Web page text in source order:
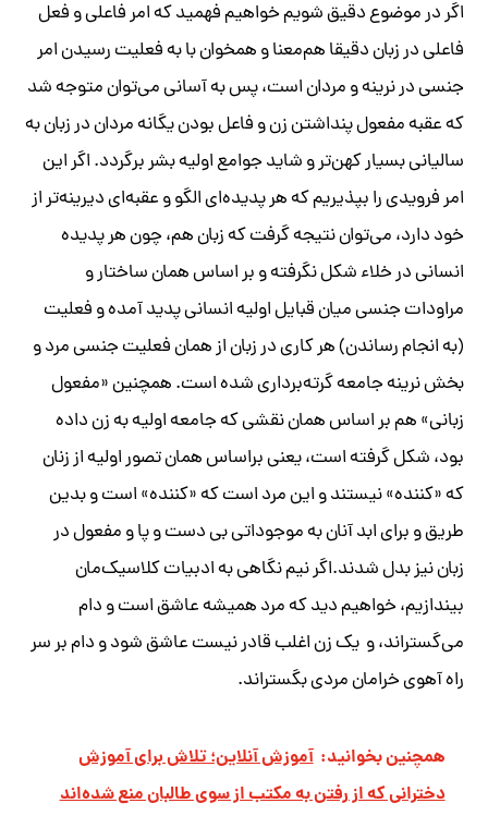
اگر در موضوع دقیق شویم خواهیم فهمید که‌ امر فاعلی و فعل
فاعلی در زبان‌ دقیقا هم‌معنا و همخوان با به‌ فعلیت رسیدن امر
جنسی در نرینه‌ و مردان است، پس به‌ آسانی می‌توان متوجه‌ شد
که‌ عقبه‌ مفعول پنداشتن زن و فاعل بودن یگانه‌ مردان در زبان به‌
سالیانی بسیار کهن‌تر و شاید جوامع اولیه‌ بشر برگردد. اگر این
امر فرویدی را بپذیریم که‌ هر پدیده‌ای الگو و عقبه‌ای دیرینه‌تر از
خود دارد، می‌توان نتیجه‌ گرفت که‌ زبان هم، چون هر پدیده‌
انسانی در خلاء شکل نگرفته‌ و بر اساس‌ همان ساختار و
مراودات جنسی میان قبایل اولیه‌ انسانی پدید آمده و فعلیت
(به‌ انجام رساندن) هر کاری در زبان از همان فعلیت جنسی مرد و
بخش نرینه‌ جامعه‌ گرته‌برداری شده‌ است. همچنین «مفعول
زبانی» هم بر اساس همان نقشی که‌ جامعه‌ اولیه‌‌ به‌ زن داده‌
بود، شکل گرفته‌ است، یعنی براساس همان تصور اولیه‌ از زنان
که‌ «کننده‌» نیستند و این مرد است که‌ «کننده‌» است و بدین
طریق و برای ابد آنان به‌ موجوداتی بی دست و پا و مفعول در
زبان نیز بدل شدند.اگر نیم نگاهی به‌ ادبیات کلاسیک‌مان
بیندازیم، خواهیم دید که‌ مرد همیشه‌ عاشق است و دام
می‌گستراند، و یک زن اغلب قادر نیست عاشق شود و دام بر سر
راه‌ آهوی خرامان مردی بگستراند.
همچنین بخوانید: آموزش آنلاین؛ تلاش برای آموزش
دخترانی که از رفتن به مکتب از سوی طالبان منع شده‌اند